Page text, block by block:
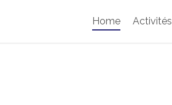
Home Activités